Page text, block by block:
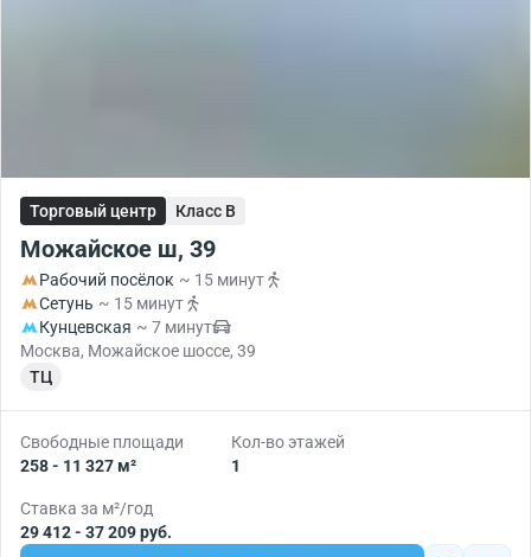
Торговый центр Класс B
Можайское ш, 39
Рабочий посёлок ~ 15 минут
Сетунь ~ 15 минут
Кунцевская ~ 7 минут
Москва, Можайское шоссе, 39
ТЦ
Свободные площади
258 - 11 327 м²
Кол-во этажей
1
Ставка за м²/год
29 412 - 37 209 руб.